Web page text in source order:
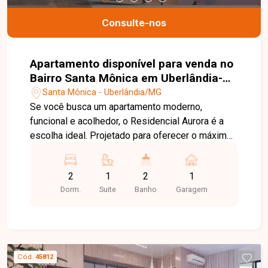
Consulte-nos
Apartamento disponível para venda no
Bairro Santa Mônica em Uberlândia-
MGSanta Mônica - Uberlândia/MG
Se você busca um apartamento moderno,
funcional e acolhedor, o Residencial Aurora é a
escolha ideal. Projetado para oferecer o máximo
une design contemporâneo, acabamentos de alto
padrão e ambientes planejados para o bem-estar
da sua família. Os apartamentos contam com
quadrado, com opções que variam de 52 m² a 67
m², proporcionando espaços bem distribuídos e
2
Dorm.
1
Suite
2
Banho
1
Garagem
Cód. 45812